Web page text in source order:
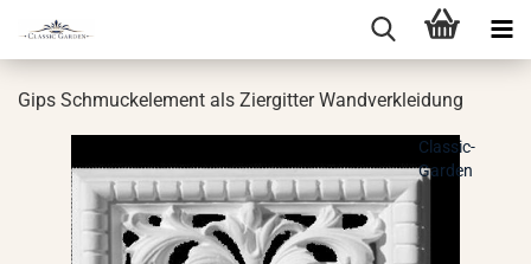
Gips Schmuck­ele­ment als Zi­er­git­ter Wand­ver­klei­dung
Classic-
Garden